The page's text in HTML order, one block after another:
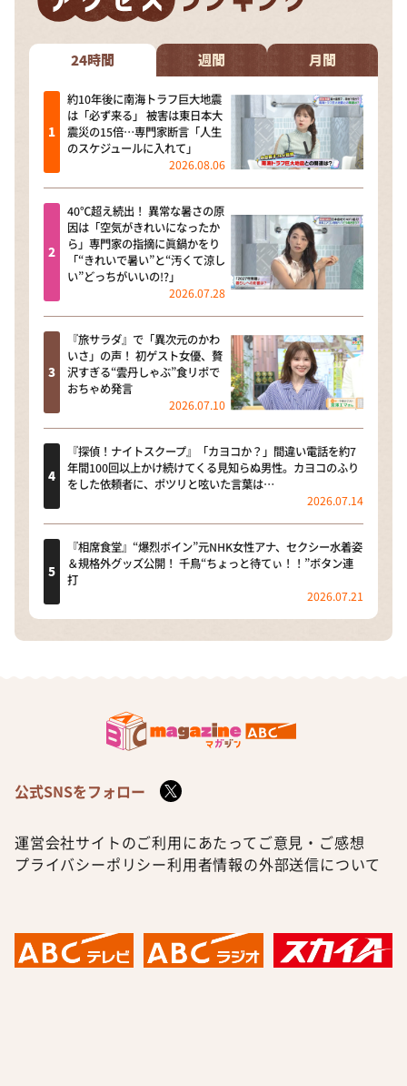
24時間 週間 月間
約10年後に南海トラフ巨大地震
は「必ず来る」 被害は東日本大
震災の15倍…専門家断言「人生
のスケジュールに入れて」
2026.08.06
40℃超え続出！ 異常な暑さの原
因は「空気がきれいになったか
ら」専門家の指摘に眞鍋かをり
「“きれいで暑い”と“汚くて涼し
い”どっちがいいの!?」
2026.07.28
『旅サラダ』で「異次元のかわ
いさ」の声！ 初ゲスト女優、贅
沢すぎる“雲丹しゃぶ”食リポで
おちゃめ発言
2026.07.10
『探偵！ナイトスクープ』「カヨコか？」間違い電話を約7
年間100回以上かけ続けてくる見知らぬ男性。カヨコのふり
をした依頼者に、ポツリと呟いた言葉は…
2026.07.14
『相席食堂』“爆烈ボイン”元NHK女性アナ、セクシー水着姿
＆規格外グッズ公開！ 千鳥“ちょっと待てぃ！！”ボタン連
打
2026.07.21
公式SNSをフォロー
運営会社サイトのご利用にあたって ご意見・ご感想
プライバシーポリシー利用者情報の外部送信について